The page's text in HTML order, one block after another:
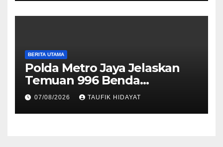
BERITA UTAMA
Polda Metro Jaya Jelaskan
Temuan 996 Benda
Menyerupai Senjata di
Yayasan Jaksel
07/08/2026 TAUFIK HIDAYAT